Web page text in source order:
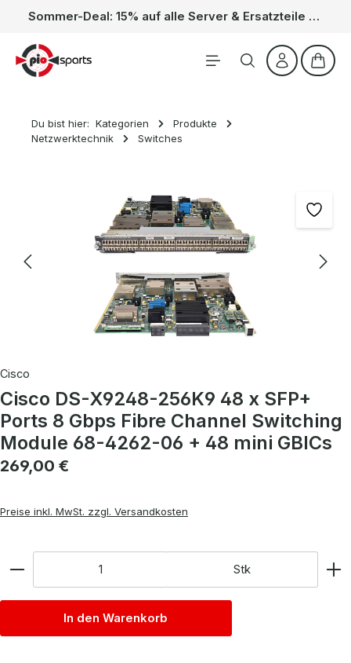
Zum Hauptinhalt springen Sommer-Deal: 15% auf alle Server & Ersatzteile – Kein Code nötig, der Rabatt wird automatisch im Warenkorb abgezogen. Gültig vom 01.06. bis 31.08.
Du bist hier: Kategorien
Produkte
Netzwerktechnik
Switches
Cisco
Cisco DS-X9248-256K9 48 x SFP+
Ports 8 Gbps Fibre Channel Switching
Module 68-4262-06 + 48 mini GBICs
Regulärer Preis:
269,00 €
Preise inkl. MwSt. zzgl. Versandkosten
Stk
In den Warenkorb